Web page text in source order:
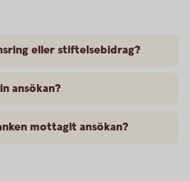
eller stiftelsebidrag?
ansökan?
mottagit ansökan?